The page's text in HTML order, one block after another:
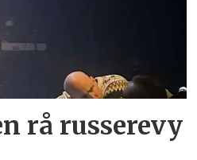
rå russerevy